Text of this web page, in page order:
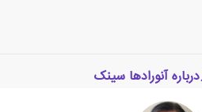
درباره آنورادها سینک